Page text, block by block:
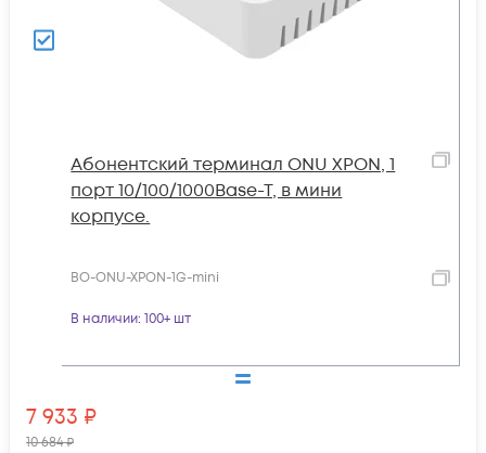
Абонентский терминал ONU XPON, 1
порт 10/100/1000Base-T, в мини
корпусе.
BO-ONU-XPON-1G-mini
В наличии: 100+ шт
7 933 ₽
10 684₽